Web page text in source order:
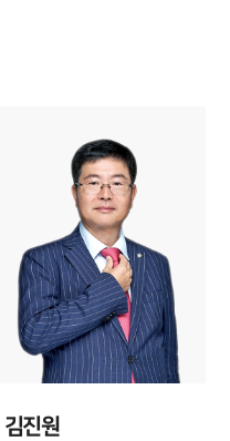
김진원